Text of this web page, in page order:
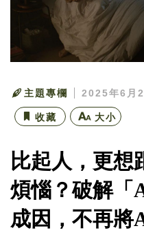
主題專欄 2025年6月
收藏 大小
比起人，更想
煩惱？破解「
成因，不再將